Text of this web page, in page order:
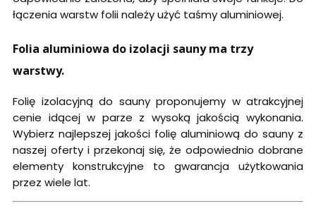
łączenia warstw folii należy użyć taśmy aluminiowej.
Folia aluminiowa do izolacji sauny ma trzy
warstwy.
Folię izolacyjną do sauny proponujemy w atrakcyjnej
cenie idącej w parze z wysoką jakością wykonania.
Wybierz najlepszej jakości folię aluminiową do sauny z
naszej oferty i przekonaj się, że odpowiednio dobrane
elementy konstrukcyjne to gwarancja użytkowania
przez wiele lat.